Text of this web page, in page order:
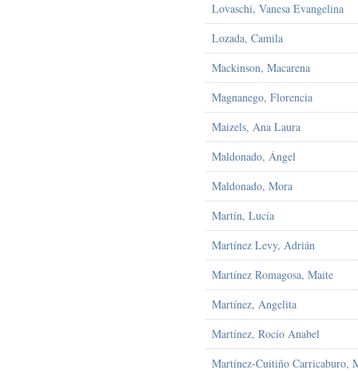
Lovaschi, Vanesa Evangelina
Lozada, Camila
Mackinson, Macarena
Magnanego, Florencia
Maizels, Ana Laura
Maldonado, Ángel
Maldonado, Mora
Martín, Lucía
Martínez Levy, Adrián
Martínez Romagosa, Maite
Martínez, Angelita
Martínez, Rocío Anabel
Martínez-Cuitiño Carricaburo,